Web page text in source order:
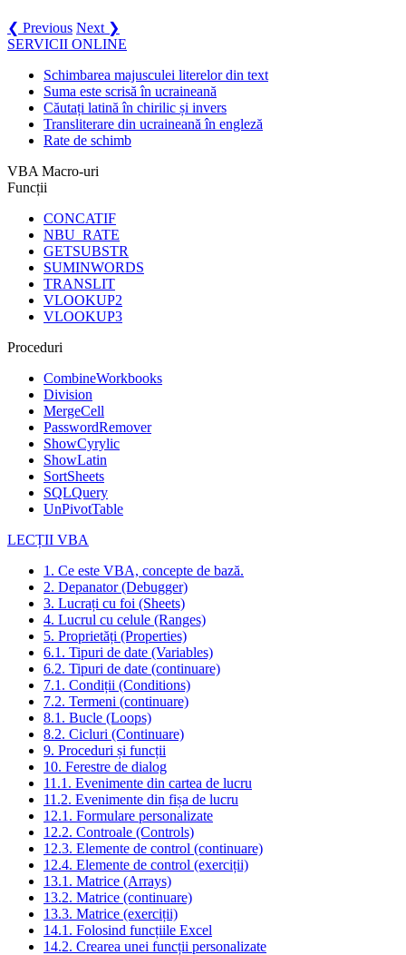
❮ Previous Next ❯
SERVICII ONLINE
Schimbarea majusculei literelor din text
Suma este scrisă în ucraineană
Căutați latină în chirilic și invers
Transliterare din ucraineană în engleză
Rate de schimb
VBA Macro-uri
Funcții
CONCATIF
NBU_RATE
GETSUBSTR
SUMINWORDS
TRANSLIT
VLOOKUP2
VLOOKUP3
Proceduri
CombineWorkbooks
Division
MergeCell
PasswordRemover
ShowCyrylic
ShowLatin
SortSheets
SQLQuery
UnPivotTable
LECȚII VBA
1. Ce este VBA, concepte de bază.
2. Depanator (Debugger)
3. Lucrați cu foi (Sheets)
4. Lucrul cu celule (Ranges)
5. Proprietăți (Properties)
6.1. Tipuri de date (Variables)
6.2. Tipuri de date (continuare)
7.1. Condiții (Conditions)
7.2. Termeni (continuare)
8.1. Bucle (Loops)
8.2. Cicluri (Continuare)
9. Proceduri și funcții
10. Ferestre de dialog
11.1. Evenimente din cartea de lucru
11.2. Evenimente din fișa de lucru
12.1. Formulare personalizate
12.2. Controale (Controls)
12.3. Elemente de control (continuare)
12.4. Elemente de control (exerciții)
13.1. Matrice (Arrays)
13.2. Matrice (continuare)
13.3. Matrice (exerciții)
14.1. Folosind funcțiile Excel
14.2. Crearea unei funcții personalizate